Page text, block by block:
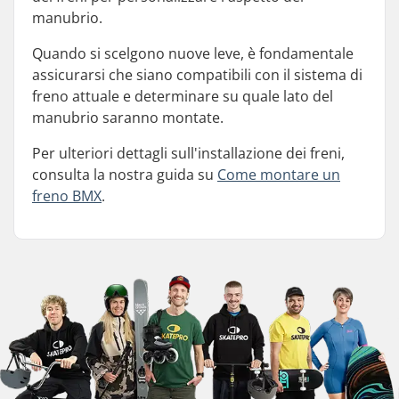
manubrio.
Quando si scelgono nuove leve, è fondamentale
assicurarsi che siano compatibili con il sistema di
freno attuale e determinare su quale lato del
manubrio saranno montate.
Per ulteriori dettagli sull'installazione dei freni,
consulta la nostra guida su Come montare un
freno BMX.